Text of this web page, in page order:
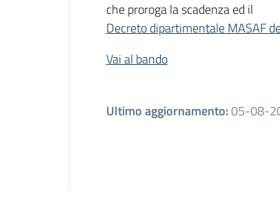
che proroga la scadenza ed il
Decreto dipartimentale MASAF
Vai al bando
Ultimo aggiornamento:05-08-